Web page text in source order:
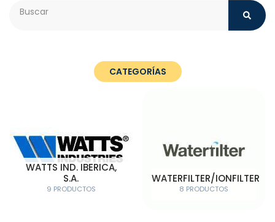
CATEGORÍAS
WATTS IND. IBERICA,
S.A.
9 PRODUCTOS
WATERFILTER/IONFILTER
8 PRODUCTOS